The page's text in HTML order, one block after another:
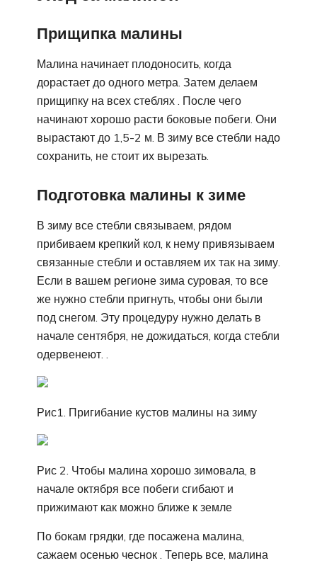
Прищипка малины
Малина начинает плодоносить, когда
дорастает до одного метра. Затем делаем
прищипку на всех стеблях . После чего
начинают хорошо расти боковые побеги. Они
вырастают до 1,5-2 м. В зиму все стебли надо
сохранить, не стоит их вырезать.
Подготовка малины к зиме
В зиму все стебли связываем, рядом
прибиваем крепкий кол, к нему привязываем
связанные стебли и оставляем их так на зиму.
Если в вашем регионе зима суровая, то все
же нужно стебли пригнуть, чтобы они были
под снегом. Эту процедуру нужно делать в
начале сентября, не дожидаться, когда стебли
одервенеют. .
Рис1. Пригибание кустов малины на зиму
Рис 2. Чтобы малина хорошо зимовала, в
начале октября все побеги сгибают и
прижимают как можно ближе к земле
По бокам грядки, где посажена малина,
сажаем осенью чеснок . Теперь все, малина